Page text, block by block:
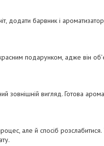
додати барвник і
подарунком, адже він
зовнішній вигляд. Готова
але й спосіб